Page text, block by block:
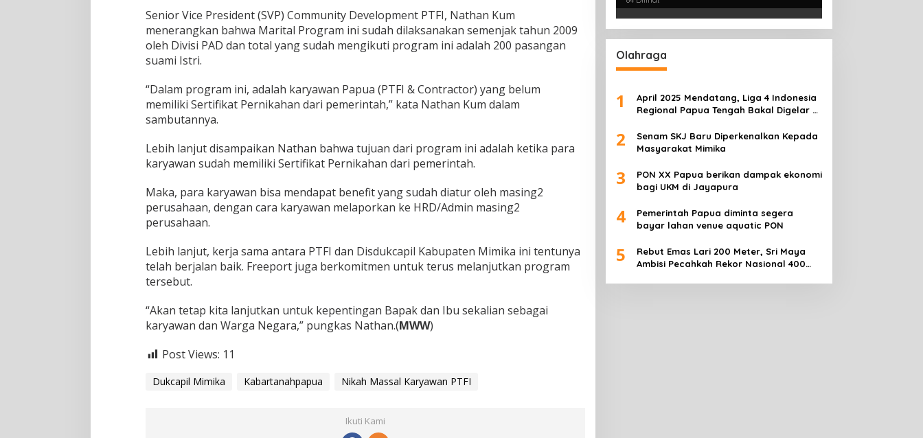
o
g
r
d
i
i
u
t
i
5
P
n
g
S
u
a
i
s
Senior Vice President (SVP) Community Development PTFI, Nathan Kum
menerangkan bahwa Marital Program ini sudah dilaksanakan semenjak tahun 2009
oleh Divisi PAD dan total yang sudah mengikuti program ini adalah 200 pasangan
suami Istri.
“Dalam program ini, adalah karyawan Papua (PTFI & Contractor) yang belum
memiliki Sertifikat Pernikahan dari pemerintah,” kata Nathan Kum dalam
sambutannya.
Lebih lanjut disampaikan Nathan bahwa tujuan dari program ini adalah ketika para
karyawan sudah memiliki Sertifikat Pernikahan dari pemerintah.
Maka, para karyawan bisa mendapat benefit yang sudah diatur oleh masing2
perusahaan, dengan cara karyawan melaporkan ke HRD/Admin masing2
perusahaan.
Lebih lanjut, kerja sama antara PTFI dan Disdukcapil Kabupaten Mimika ini tentunya
telah berjalan baik. Freeport juga berkomitmen untuk terus melanjutkan program
tersebut.
“Akan tetap kita lanjutkan untuk kepentingan Bapak dan Ibu sekalian sebagai
karyawan dan Warga Negara,” pungkas Nathan.(MWW)
Post Views: 11
Dukcapil Mimika Kabartanahpapua Nikah Massal Karyawan PTFI
Ikuti Kami
Olahraga
1
April 2025 Mendatang, Liga 4 Indonesia
Regional Papua Tengah Bakal Digelar di
2
Senam SKJ Baru Diperkenalkan Kepada
Masyarakat Mimika
3
PON XX Papua berikan dampak ekonomi
bagi UKM di Jayapura
4
Pemerintah Papua diminta segera
bayar lahan venue aquatic PON
5
Rebut Emas Lari 200 Meter, Sri Maya
Ambisi Pecahkah Rekor Nasional 400